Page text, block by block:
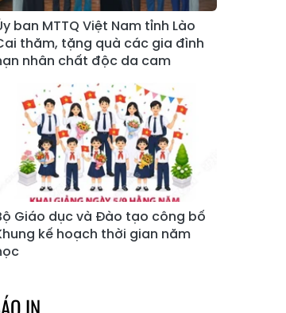
Tả Phìn
Xã Cốc Lầu
Bảo Nhai
Xã Bản Liền
Xã Bắc Hà
Xã Lùng Phình
Xã Pha Long
Xã Mường
Khương
Xã Bản Lầu
Xã Cao Sơn
Xã Si Ma Cai
Sín Chéng
Xã Nậm Xé
Ngũ Chỉ
Sơn
Xã Lao Chải
ban MTTQ Việt Nam tỉnh Lào
thăm, tặng quà các gia đình
nhân chất độc da cam
Giáo dục và Đào tạo công bố
kế hoạch thời gian năm